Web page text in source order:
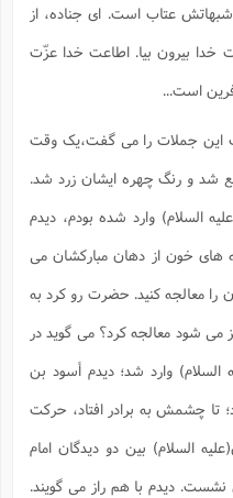
عتاب است. ای جناده، از
بیرون بیا. اطاعت خدا عزّت
است...
جملات را می گفت،یک وقت
شد و رنگ چهره ایشان زرد شد.
السلام) وارد شده بودم، دیدم
خون از دهان مبارکشان می
را معالجه کنید. حضرت رو کرد به
شود معالجه کرد؟ می گوید در
وارد شد؛ دیدم أسود بن
تا چشمش به برادر افتاد، حرکت
السلام) بین دو دیدگان امام
دیدم با هم راز می گویند.